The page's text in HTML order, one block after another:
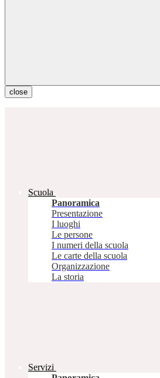
close
Scuola
Panoramica
Presentazione
I luoghi
Le persone
I numeri della scuola
Le carte della scuola
Organizzazione
La storia
Servizi